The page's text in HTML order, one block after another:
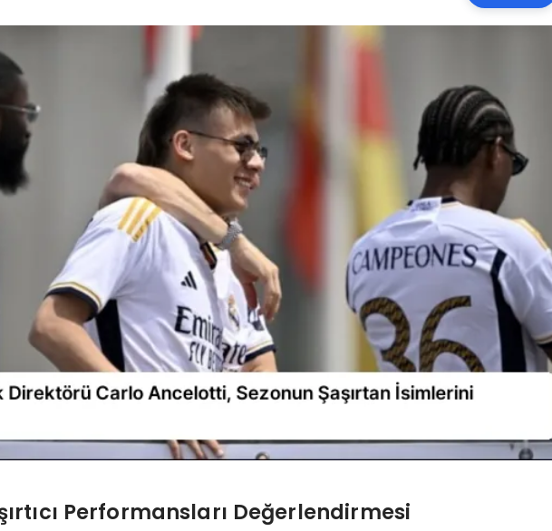
Performansları Değerlendirmesi